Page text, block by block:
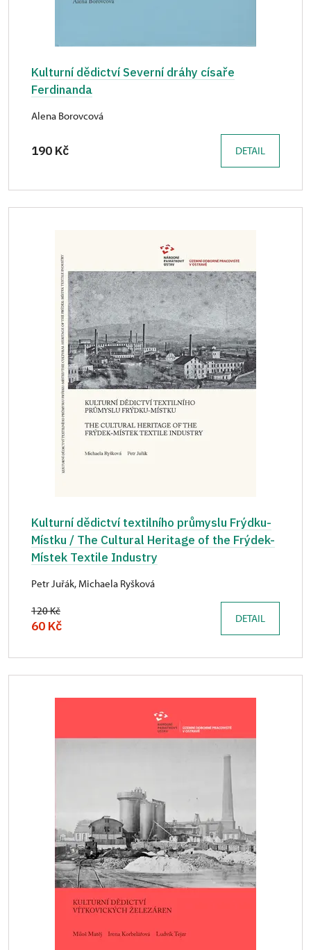
Kulturní dědictví Severní dráhy císaře
Ferdinanda
Alena Borovcová
190 Kč DETAIL
Kulturní dědictví textilního průmyslu Frýdku-
Místku / The Cultural Heritage of the Frýdek-
Místek Textile Industry
Petr Juřák, Michaela Ryšková
120 Kč
60 Kč DETAIL